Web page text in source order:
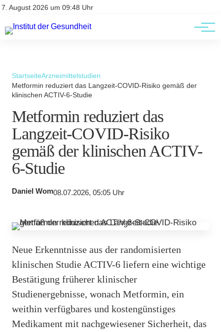
7. August 2026 um 09:48 Uhr
Kontakt
Kontakt
AGBs
StartseiteArzneimittelstudien
Metformin reduziert das Langzeit-COVID-Risiko gemäß der
klinischen ACTIV-6-Studie
Metformin reduziert das
Langzeit-COVID-Risiko
gemäß der klinischen ACTIV-
6-Studie
Daniel Wom08.07.2026, 05:05 Uhr
Neue Erkenntnisse aus der randomisierten
klinischen Studie ACTIV-6 liefern eine wichtige
Bestätigung früherer klinischer
Studienergebnisse, wonach Metformin, ein
weithin verfügbares und kostengünstiges
Medikament mit nachgewiesener Sicherheit, das